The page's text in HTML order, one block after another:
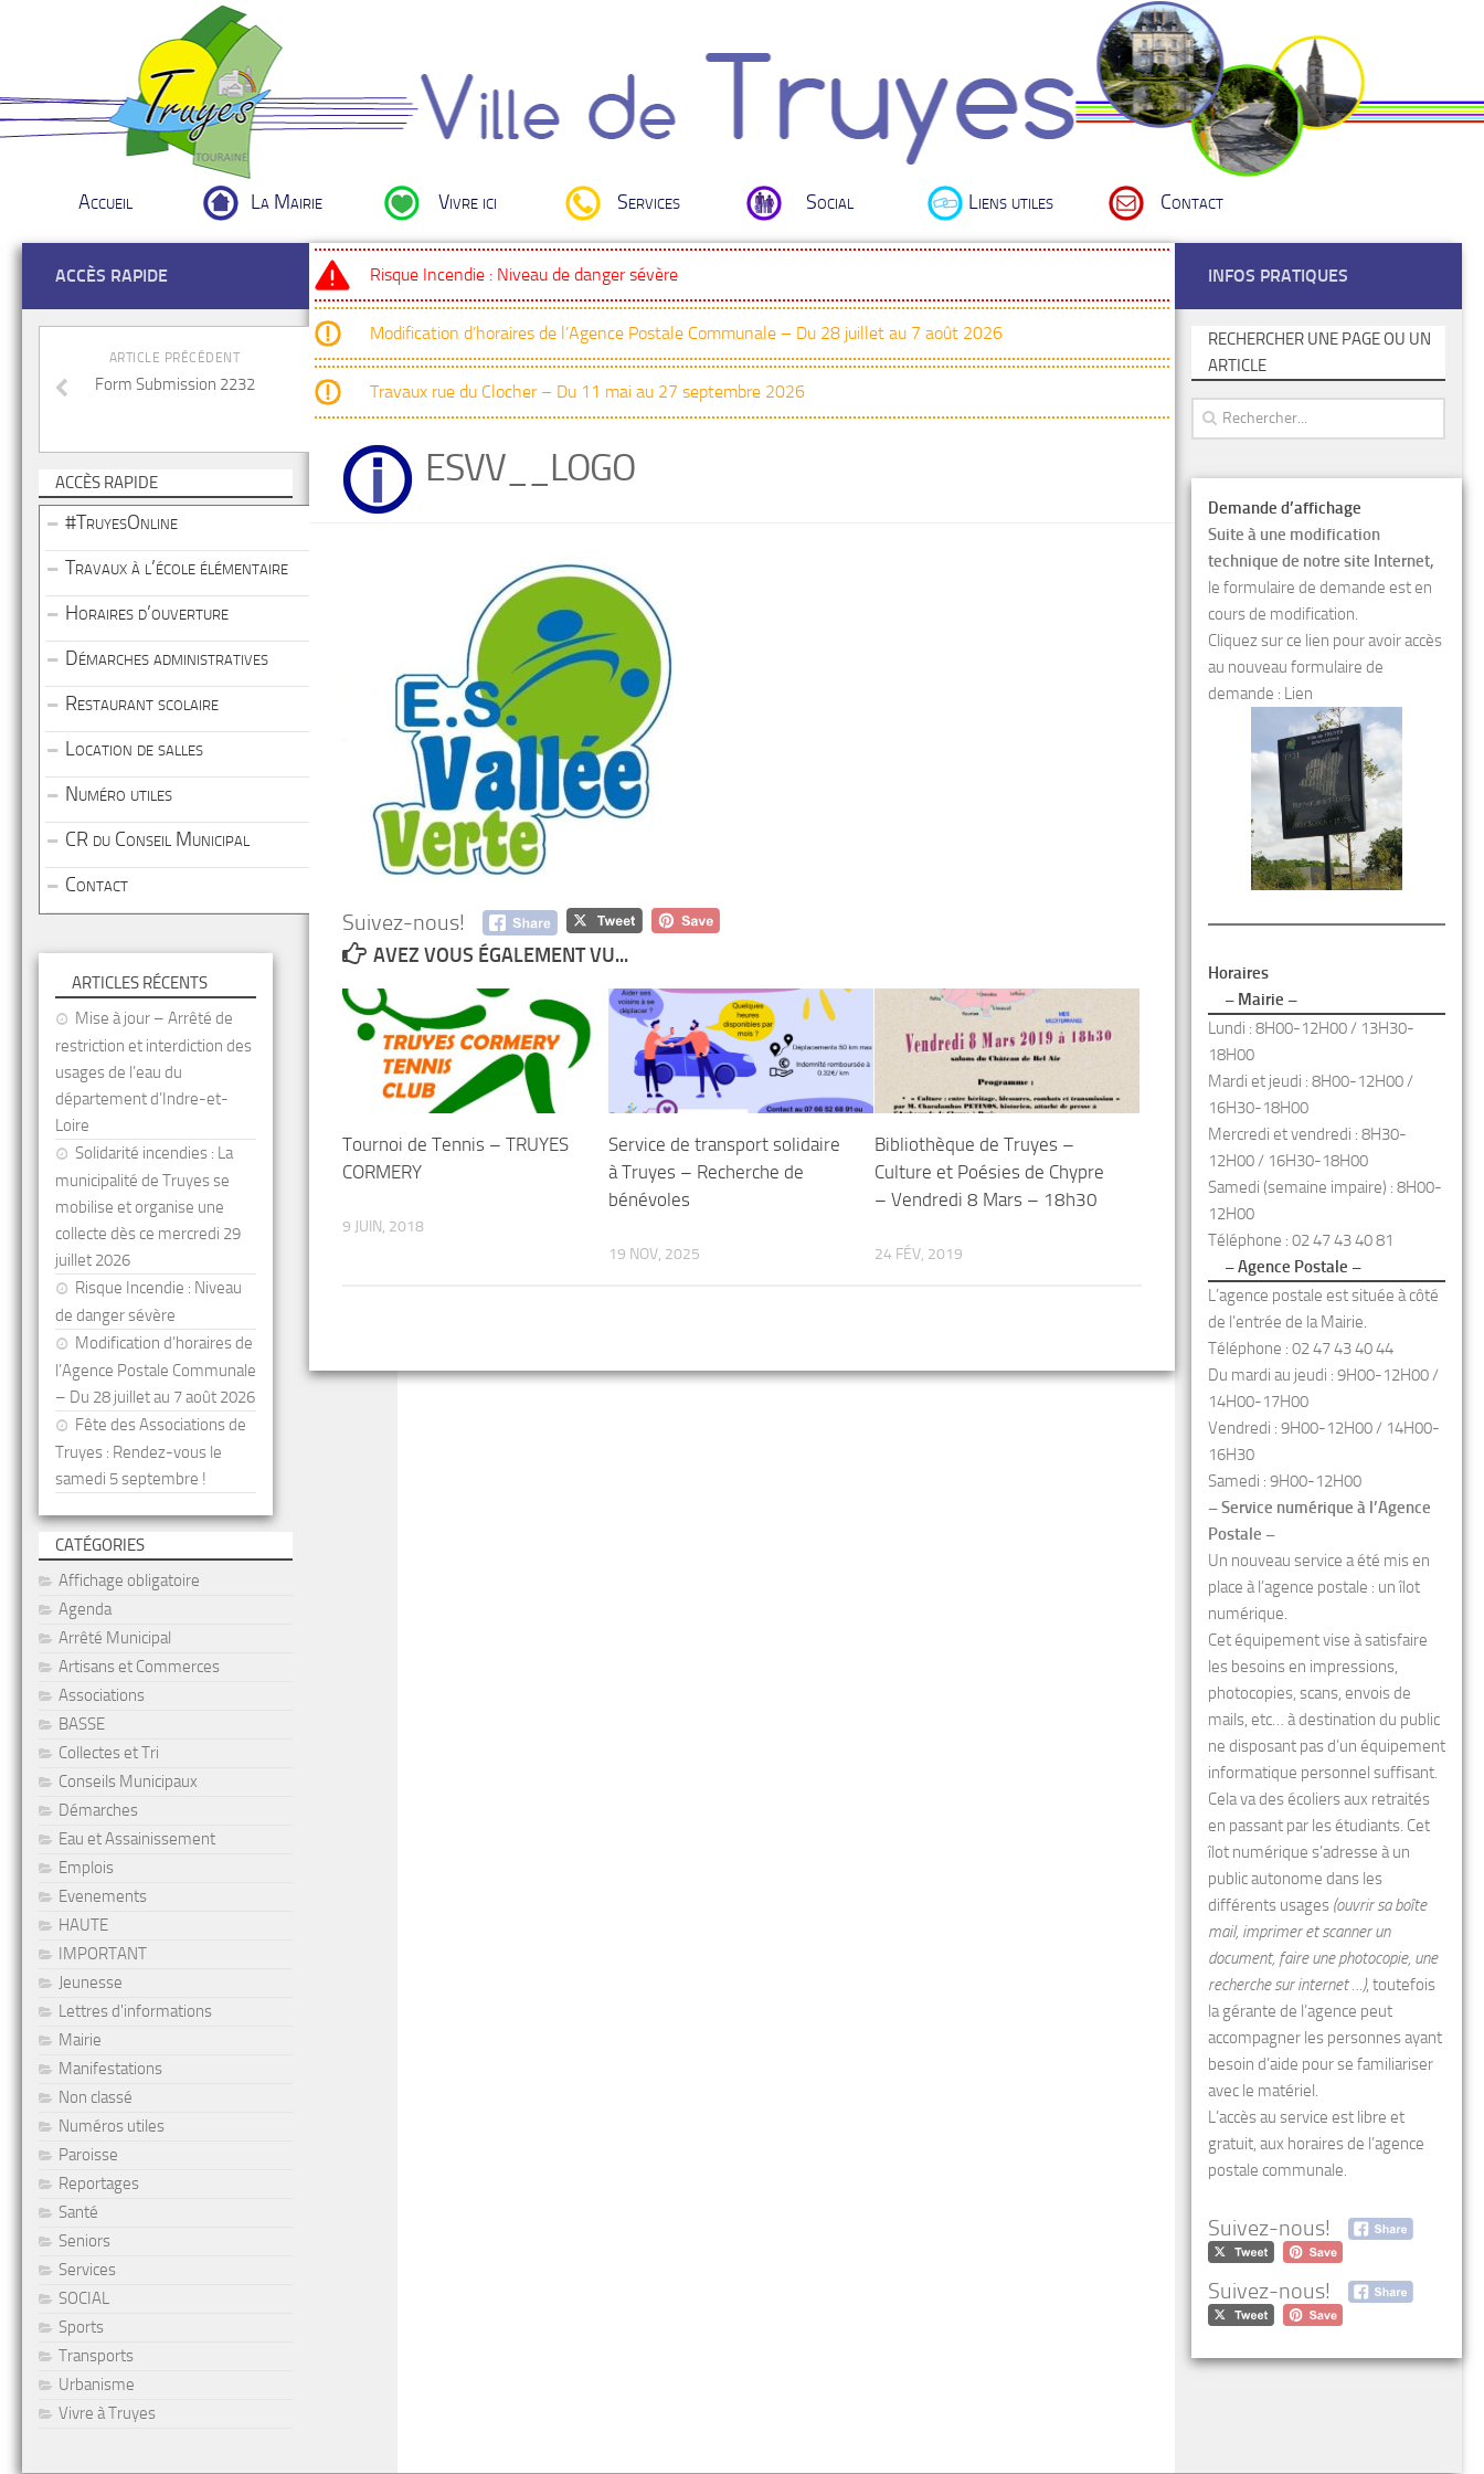
Accueil La Mairie Vivre ici Services Social Liens utiles Contact
Risque Incendie : Niveau de danger sévère
Modification d’horaires de l’Agence Postale Communale – Du 28 juillet au 7 août 2026
Travaux rue du Clocher – Du 11 mai au 27 septembre 2026
ESVV__LOGO
Suivez-nous!
AVEZ VOUS ÉGALEMENT VU...
Tournoi de Tennis – TRUYES
CORMERY
9 JUIN, 2018
Service de transport solidaire
à Truyes – Recherche de
bénévoles
19 NOV, 2025
Bibliothèque de Truyes –
Culture et Poésies de Chypre
– Vendredi 8 Mars – 18h30
24 FÉV, 2019
ACCÈS RAPIDE
ARTICLE PRÉCÉDENT
Form Submission 2232
ACCÈS RAPIDE
#TruyesOnline
Travaux à l’école élémentaire
Horaires d’ouverture
Démarches administratives
Restaurant scolaire
Location de salles
Numéro utiles
CR du Conseil Municipal
Contact
ARTICLES RÉCENTS
Mise à jour – Arrêté de
restriction et interdiction des
usages de l’eau du
département d’Indre-et-
Loire
Solidarité incendies : La
municipalité de Truyes se
mobilise et organise une
collecte dès ce mercredi 29
juillet 2026
Risque Incendie : Niveau
de danger sévère
Modification d’horaires de
l’Agence Postale Communale
– Du 28 juillet au 7 août 2026
Fête des Associations de
Truyes : Rendez-vous le
samedi 5 septembre !
CATÉGORIES
Affichage obligatoire
Agenda
Arrêté Municipal
Artisans et Commerces
Associations
BASSE
Collectes et Tri
Conseils Municipaux
Démarches
Eau et Assainissement
Emplois
Evenements
HAUTE
IMPORTANT
Jeunesse
Lettres d'informations
Mairie
Manifestations
Non classé
Numéros utiles
Paroisse
Reportages
Santé
Seniors
Services
SOCIAL
Sports
Transports
Urbanisme
Vivre à Truyes
INFOS PRATIQUES
RECHERCHER UNE PAGE OU UN
ARTICLE
Demande d’affichage
Suite à une modification
technique de notre site Internet,
le formulaire de demande est en
cours de modification.
Cliquez sur ce lien pour avoir accès
au nouveau formulaire de
demande : Lien
Horaires
– Mairie –
Lundi : 8H00-12H00 / 13H30-
18H00
Mardi et jeudi : 8H00-12H00 /
16H30-18H00
Mercredi et vendredi : 8H30-
12H00 / 16H30-18H00
Samedi (semaine impaire) : 8H00-
12H00
Téléphone : 02 47 43 40 81
– Agence Postale –
L’agence postale est située à côté
de l’entrée de la Mairie.
Téléphone : 02 47 43 40 44
Du mardi au jeudi : 9H00-12H00 /
14H00-17H00
Vendredi : 9H00-12H00 / 14H00-
16H30
Samedi : 9H00-12H00
– Service numérique à l’Agence
Postale –
Un nouveau service a été mis en
place à l’agence postale : un îlot
numérique.
Cet équipement vise à satisfaire
les besoins en impressions,
photocopies, scans, envois de
mails, etc… à destination du public
ne disposant pas d’un équipement
informatique personnel suffisant.
Cela va des écoliers aux retraités
en passant par les étudiants. Cet
îlot numérique s’adresse à un
public autonome dans les
différents usages (ouvrir sa boîte
mail, imprimer et scanner un
document, faire une photocopie, une
recherche sur internet …), toutefois
la gérante de l’agence peut
accompagner les personnes ayant
besoin d’aide pour se familiariser
avec le matériel.
L’accès au service est libre et
gratuit, aux horaires de l’agence
postale communale.
Suivez-nous!
Suivez-nous!